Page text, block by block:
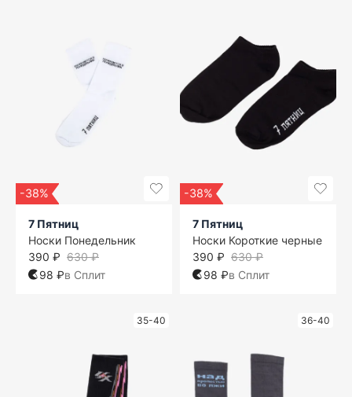
-38%
7 Пятниц
Носки Понедельник
630 ₽
390 ₽
98 ₽в Сплит
-38%
7 Пятниц
Носки Короткие черные
630 ₽
390 ₽
98 ₽в Сплит
35-40 36-40